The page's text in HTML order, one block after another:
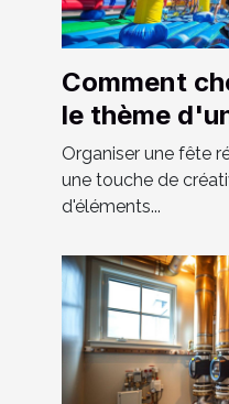
Comment
le thème
gonflable
Organiser une fête
une touche de
d'éléments...